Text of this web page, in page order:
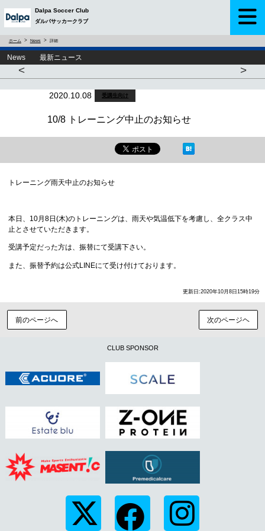
Dalpa Soccer Club
ダルパサッカークラブ
ホーム News 詳細
News 最新ニュース
< >
2020.10.08 受講生向け
10/8 トレーニング中止のお知らせ
トレーニング雨天中止のお知らせ
本日、10月8日(木)のトレーニングは、雨天や気温低下を考慮し、全クラス中
止とさせていただきます。
受講予定だった方は、振替にて受講下さい。
また、振替予約は公式LINEにて受け付けております。
更新日:2020年10月8日15時19分
前のページへ 次のページヘ
CLUB SPONSOR